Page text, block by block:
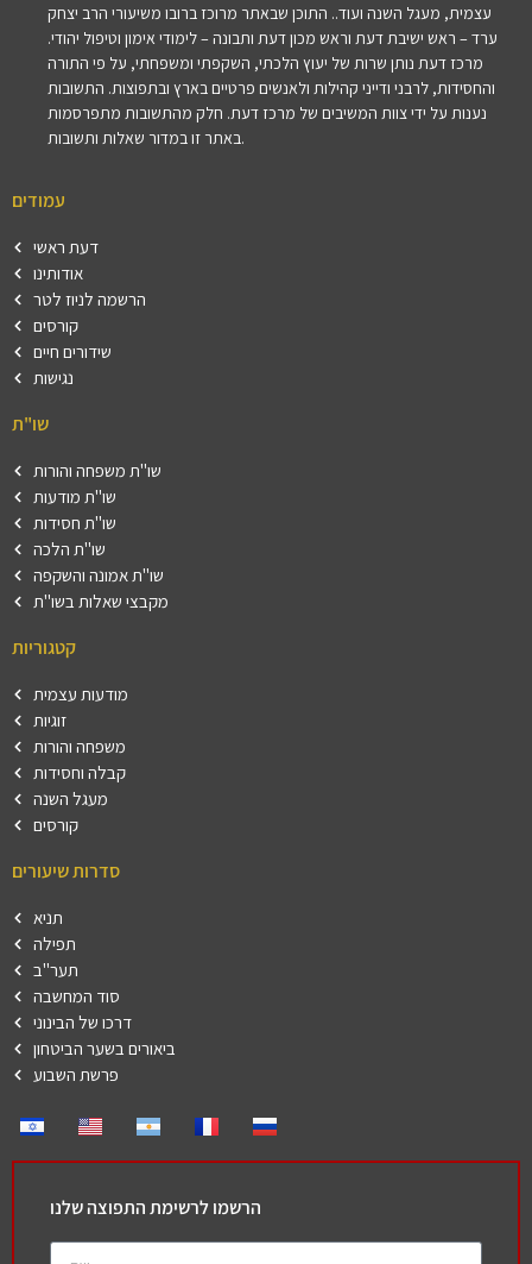
עצמית, מעגל השנה ועוד.. התוכן שבאתר מרוכז ברובו משיעורי הרב יצחק
ערד – ראש ישיבת דעת וראש מכון דעת ותבונה – לימודי אימון וטיפול יהודי.
מרכז דעת נותן שרות של יעוץ הלכתי, השקפתי ומשפחתי, על פי התורה
והחסידות, לרבני ודייני קהילות ולאנשים פרטיים בארץ ובתפוצות. התשובות
נענות על ידי צוות המשיבים של מרכז דעת. חלק מהתשובות מתפרסמות
באתר זו במדור שאלות ותשובות.
עמודים
דעת ראשי
אודותינו
הרשמה לניוז לטר
קורסים
שידורים חיים
נגישות
שו"ת
שו"ת משפחה והורות
שו"ת מודעות
שו"ת חסידות
שו"ת הלכה
שו"ת אמונה והשקפה
מקבצי שאלות בשו"ת
קטגוריות
מודעות עצמית
זוגיות
משפחה והורות
קבלה וחסידות
מעגל השנה
קורסים
סדרות שיעורים
תניא
תפילה
תער"ב
סוד המחשבה
דרכו של הבינוני
ביאורים בשער הביטחון
פרשת השבוע
הרשמו לרשימת התפוצה שלנו